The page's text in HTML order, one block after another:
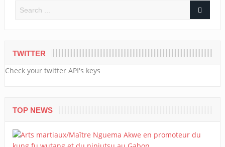
TWITTER
Check your twitter API's keys
TOP NEWS